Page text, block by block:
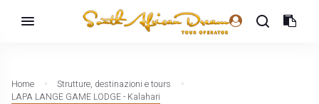
Home
Strutture, destinazioni e tours
LAPA LANGE GAME LODGE - Kalahari